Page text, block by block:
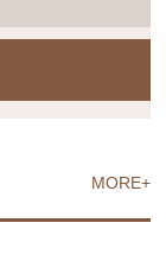
MORE+